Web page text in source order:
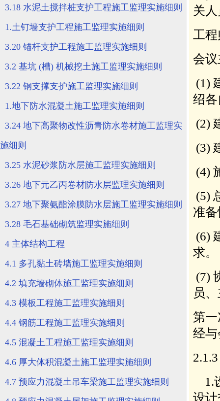
3.18 水泥土搅拌桩支护工程施工监理实施细则
1.土钉墙支护工程施工监理实施细则
3.20 锚杆支护工程施工监理实施细则
3.2 基坑 (槽) 机械挖土施工监理实施细则
3.22 钢支撑支护施工监理实施细则
1.地下防水混凝土施工监理实施细则
3.24 地下高聚物改性沥青防水卷材施工监理实
施细则
3.25 水泥砂浆防水层施工监理实施细则
3.26 地下元乙丙卷材防水层监理实施细则
3.27 地下聚氨酯涂膜防水层施工监理实施细则
3.28 毛石基础砌筑监理实施细则
4 主体结构工程
4.1 多孔黏土砖墙施工监理实施细则
4.2 填充墙砌体施工监理实施细则
4.3 模板工程施工监理实施细则
4.4 钢筋工程施工监理实施细则
4.5 混凝土工程施工监理实施细则
4.6 厚大体积混凝土施工监理实施细则
4.7 预应力混凝土吊车梁施工监理实施细则